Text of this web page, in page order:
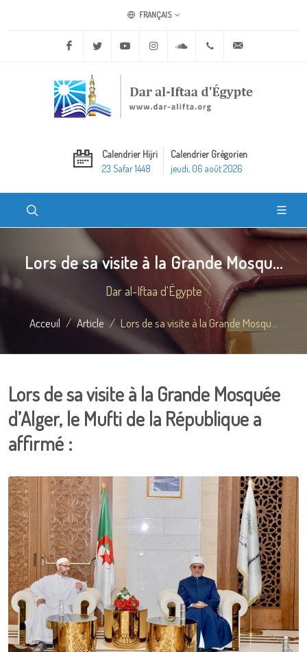
FRANÇAIS
Facebook Twitter Youtube Instagram Soundcloud+20 2 25970400
Calendrier Hijri
23 Safar 1448
Calendrier Grégorien
jeudi, 06 août 2026
Lors de sa visite à la Grande Mosqu...
Dar al-Iftaa d'Égypte
Acceuil Article Lors de sa visite à la Grande Mosqu...
Lors de sa visite à la Grande Mosquée
d’Alger, le Mufti de la République a
affirmé :